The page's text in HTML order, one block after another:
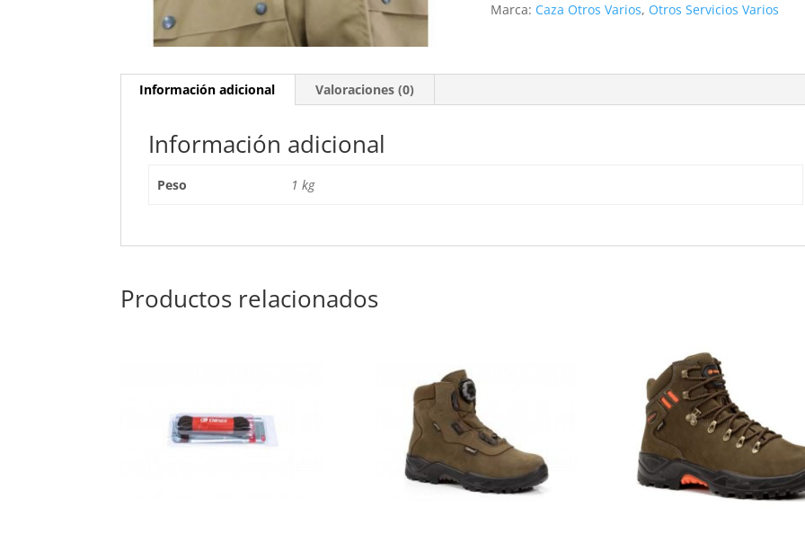
Marca: Caza Otros Varios, Otros Servicios Varios
Información adicional Valoraciones (0)
Información adicional
Peso 1 kg
Productos relacionados